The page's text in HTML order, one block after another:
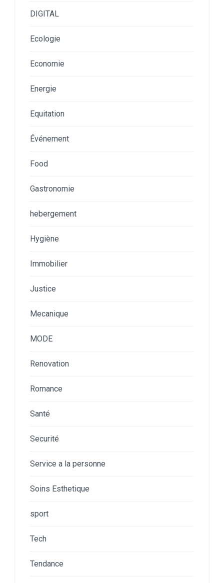
DIGITAL
Ecologie
Economie
Energie
Equitation
Événement
Food
Gastronomie
hebergement
Hygiène
Immobilier
Justice
Mecanique
MODE
Renovation
Romance
Santé
Securité
Service a la personne
Soins Esthetique
sport
Tech
Tendance